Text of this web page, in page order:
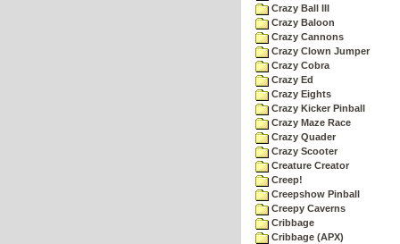
Crazy Ball III
Crazy Baloon
Crazy Cannons
Crazy Clown Jumper
Crazy Cobra
Crazy Ed
Crazy Eights
Crazy Kicker Pinball
Crazy Maze Race
Crazy Quader
Crazy Scooter
Creature Creator
Creep!
Creepshow Pinball
Creepy Caverns
Cribbage
Cribbage (APX)